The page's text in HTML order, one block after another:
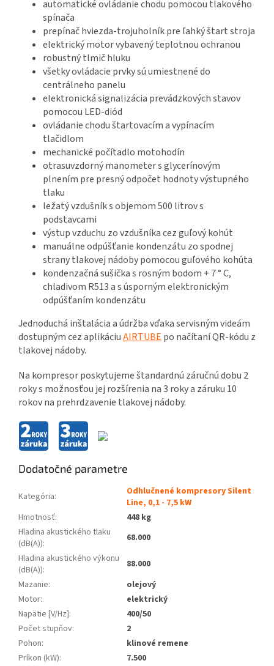
automatické ovládanie chodu pomocou tlakového
spínača
prepínač hviezda-trojuholník pre ľahký štart stroja
elektrický motor vybavený teplotnou ochranou
robustný tlmič hluku
všetky ovládacie prvky sú umiestnené do
centrálneho panelu
elektronická signalizácia prevádzkových stavov
pomocou LED-diód
ovládanie chodu štartovacím a vypínacím
tlačidlom
mechanické počítadlo motohodín
otrasuvzdorný manometer s glycerínovým
plnením pre presný odpočet hodnoty výstupného
tlaku
ležatý vzdušník s objemom 500 litrov s
podstavcami
výstup vzduchu zo vzdušníka cez guľový kohút
manuálne odpúšťanie kondenzátu zo spodnej
strany tlakovej nádoby pomocou guľového kohúta
kondenzačná sušička s rosným bodom + 7 ° C,
chladivom R513 a s úsporným elektronickým
odpúšťaním kondenzátu
Jednoduchá inštalácia a údržba vďaka servisným videám
dostupným cez aplikáciuAIRTUBE po načítaní QR-kódu z
tlakovej nádoby.
Na kompresor poskytujeme štandardnú záručnú dobu 2
roky s možnosťou jej rozšírenia na 3 roky a záruku 10
rokov na prehrdzavenie tlakovej nádoby.
Dodatočné parametre
Kategória:
Odhlučnené kompresory Silent
Line, 0,1 - 7,5 kW
Hmotnosť:
448 kg
Hladina akustického tlaku
(dB(A)):
68.000
Hladina akustického výkonu
(dB(A)):
88.000
Mazanie:
olejový
Motor:
elektrický
Napätie [V/Hz]:
400/50
Počet stupňov:
2
Pohon:
klinové remene
Príkon (kW):
7.500